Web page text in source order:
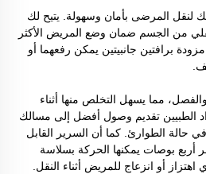
لنقل المرضى بأمان وسهولة. يتيح لك
من الجسم ضمان وضع المريض الأكثر
برافتين جانبيتين يمكن رفعهما أو
مما يسهل التخلص منها أثناء
الطبيين تقديم وصول أفضل إلى مسالك
حالة الطوارئ. كما أن السرير القابل
أربع بوصات يمكنها الحركة بسلاسة
أو انزعاج للمريض أثناء النقل.